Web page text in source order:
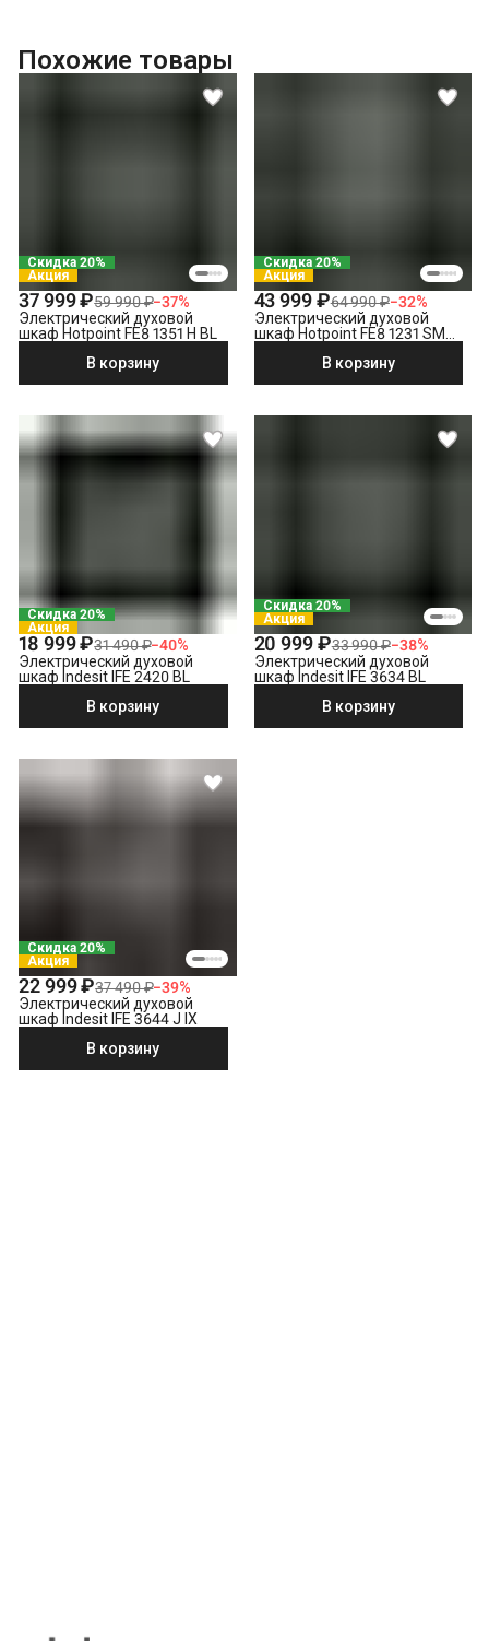
до МКАД, СПБ до КАД)
Подключение к готовым точкам электросети
Выезд мастера за административные пределы города
(МСК за МКАД, СПБ за КАД)
Утилизация техники
Похожие товары
Скидка 20%
Акция
37 999 ₽59 990 ₽−37%
Электрический духовой
шкаф Hotpoint FE8 1351 H BL
В корзину
Скидка 20%
Акция
43 999 ₽64 990 ₽−32%
Электрический духовой
шкаф Hotpoint FE8 1231 SMP
В корзину
Скидка 20%
Акция
18 999 ₽31 490 ₽−40%
Электрический духовой
шкаф Indesit IFE 2420 BL
В корзину
Скидка 20%
Акция
20 999 ₽33 990 ₽−38%
Электрический духовой
шкаф Indesit IFE 3634 BL
В корзину
Скидка 20%
Акция
22 999 ₽37 490 ₽−39%
Электрический духовой
шкаф Indesit IFE 3644 J IX
В корзину